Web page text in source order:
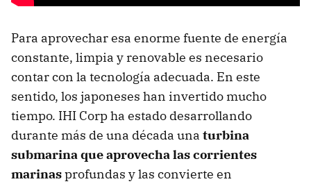
Para aprovechar esa enorme fuente de energía
constante, limpia y renovable es necesario
contar con la tecnología adecuada. En este
sentido, los japoneses han invertido mucho
tiempo. IHI Corp ha estado desarrollando
durante más de una década una turbina
submarinaque aprovecha las corrientes
marinasprofundas y las convierte en